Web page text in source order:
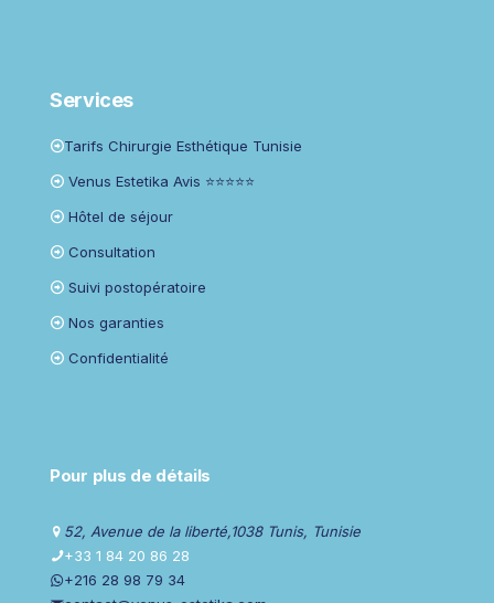
Services
Tarifs Chirurgie Esthétique Tunisie
Venus Estetika Avis ⭐⭐⭐⭐⭐
Hôtel de séjour
Consultation
Suivi postopératoire
Nos garanties
Confidentialité
Pour plus de détails
52, Avenue de la liberté,1038 Tunis, Tunisie
+33 1 84 20 86 28
+216 28 98 79 34